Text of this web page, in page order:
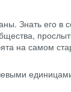
Знать его в
на самом